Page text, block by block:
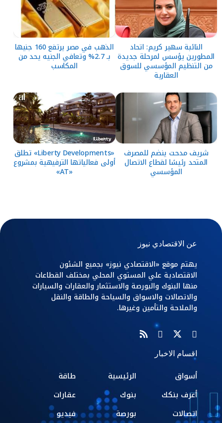
النائبة سهير كريم: اتحاد
المطورين يؤسس لمرحلة جديدة
من التنظيم المؤسسي للسوق
العقارية
الذهب في مصر يرتفع 160 جنيها
بـ 2.7% وتعافي الجنيه يحد من
المكاسب
شريف مدحت ينضم للمصرف
المتحد رئيسًا لقطاع الاتصال
المؤسسي
«Liberty Developments» تطلق
أولى فعالياتها الترفيهية بمشروع
«AT»
عن الاقتصادي نيوز
يهتم موقع «الاقتصادي نيوز» بجميع الشئون
الاقتصادية علي المستوي المحلي بمختلف القطاعات
منها البنوك والبورصة والاستثمار والعقارات والسيارات
والاتصالات والاسواق والسياحة والطاقة والنقل
والملاحة والتأمين وغيرها.
اقسام الاخبار
أسواق
أعرف بنكك
اتصالات
الرئيسية
بنوك
بورصة
طاقة
عقارات
فيديو